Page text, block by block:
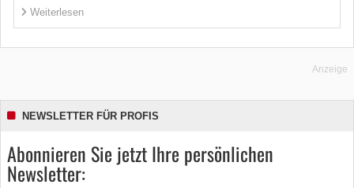
Weiterlesen
Anzeige
NEWSLETTER FÜR PROFIS
Abonnieren Sie jetzt Ihre persönlichen
Newsletter: